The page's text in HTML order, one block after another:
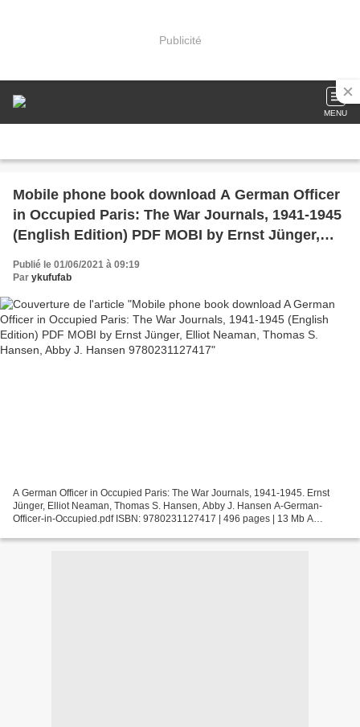
Publicité
MENU
Mobile phone book download A German Officer
in Occupied Paris: The War Journals, 1941-1945
(English Edition) PDF MOBI by Ernst Jünger,
Elliot Neaman, Thomas S. Hansen, Abby J.
Hansen 9780231127417
Publié le 01/06/2021 à 09:19
Par ykufufab
A German Officer in Occupied Paris: The War Journals, 1941-1945. Ernst
Jünger, Elliot Neaman, Thomas S. Hansen, Abby J. Hansen A-German-
Officer-in-Occupied.pdf ISBN: 9780231127417 | 496 pages | 13 Mb A